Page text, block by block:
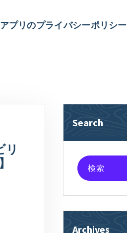
プリのプライバシーポリシー
リ
Search
検
索
象:
Archives